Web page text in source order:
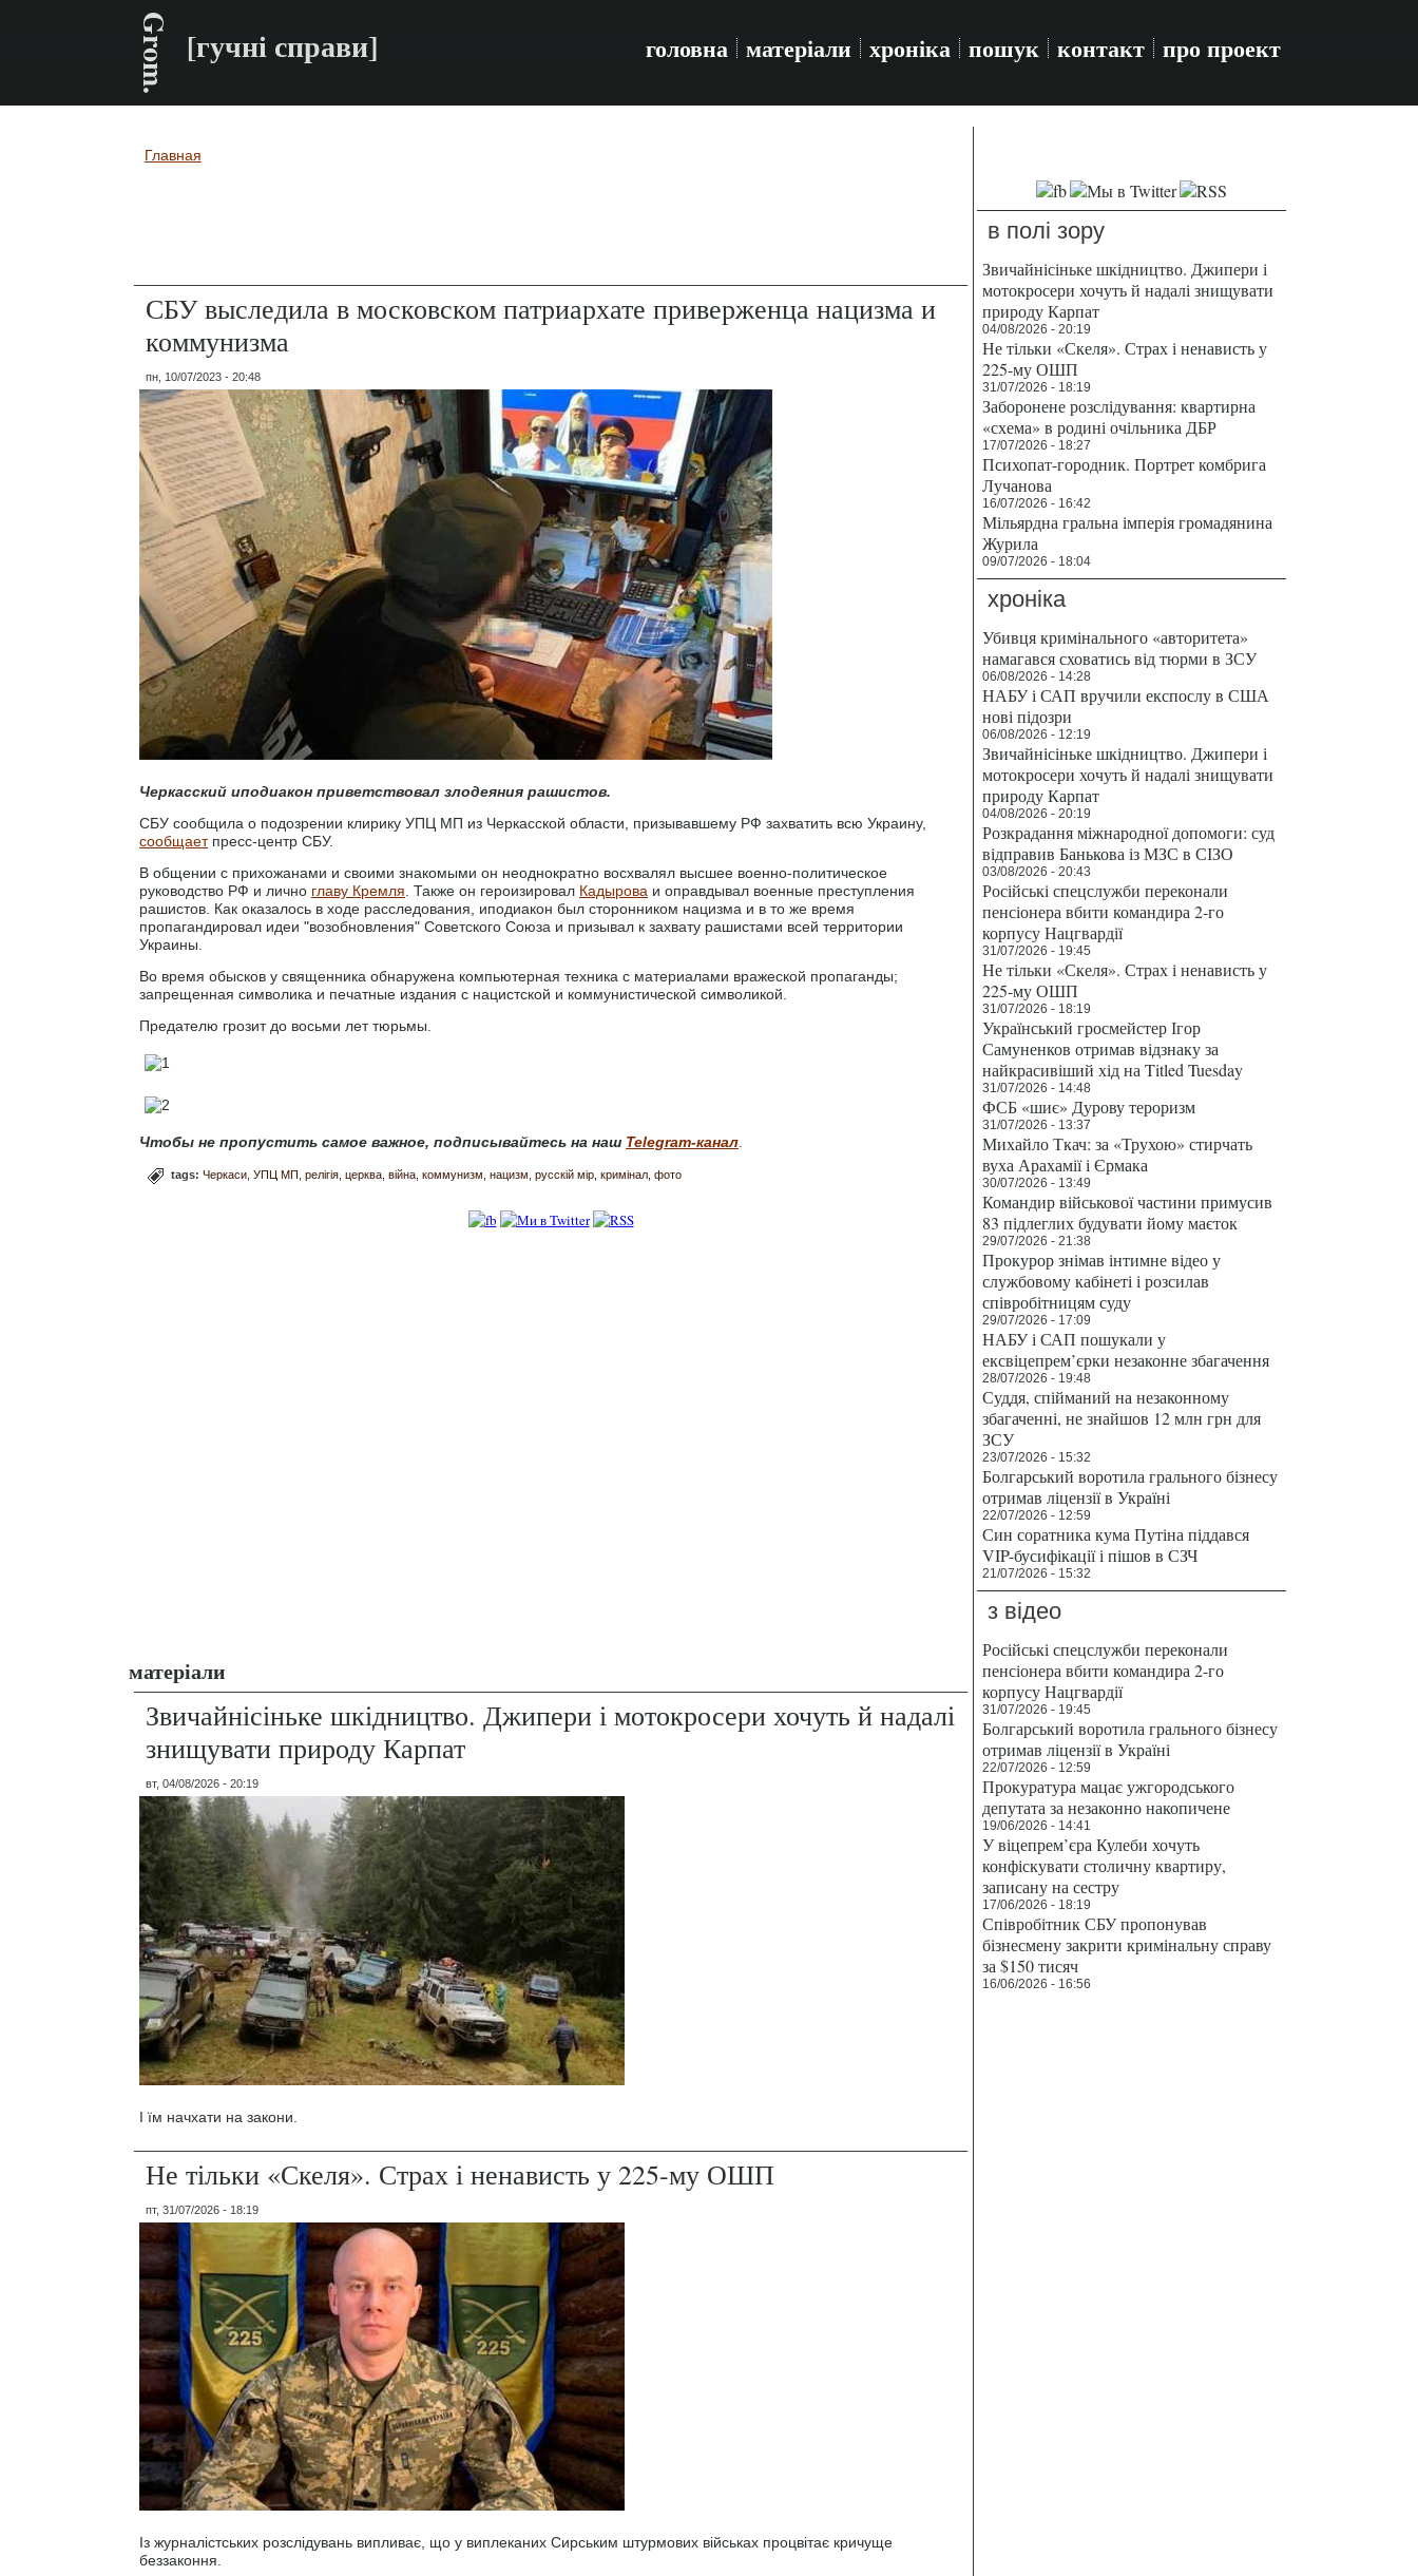
Grom. [гучні справи] головна матеріали хроніка пошук контакт про проект
Вы здесь
Главная
СБУ выследила в московском патриархате приверженца нацизма и
коммунизма
пн, 10/07/2023 - 20:48
Черкасский иподиакон приветствовал злодеяния рашистов.
СБУ сообщила о подозрении клирику УПЦ МП из Черкасской области, призывавшему РФ захватить всю Украину,
сообщаетпресс-центр СБУ.
В общении с прихожанами и своими знакомыми он неоднократно восхвалял высшее военно-политическое
руководство РФ и лично главу Кремля . Также он героизировал Кадырова и оправдывал военные преступления
рашистов. Как оказалось в ходе расследования, иподиакон был сторонником нацизма и в то же время
пропагандировал идеи "возобновления" Советского Союза и призывал к захвату рашистами всей территории
Украины.
Во время обысков у священника обнаружена компьютерная техника с материалами вражеской пропаганды;
запрещенная символика и печатные издания с нацистской и коммунистической символикой.
Предателю грозит до восьми лет тюрьмы.
Чтобы не пропустить самое важное, подписывайтесь на наш Telegram-канал
tags: Черкаси УПЦ МП релігія церква війна коммунизм нацизм русскій мір кримінал фото
матеріали
Звичайнісіньке шкідництво. Джипери і мотокросери хочуть й надалі
знищувати природу Карпат
вт, 04/08/2026 - 20:19
І їм начхати на закони.
Не тільки «Скеля». Страх і ненависть у 225-му ОШП
пт, 31/07/2026 - 18:19
Із журналістських розслідувань випливає, що у виплеканих Сирським штурмових військах процвітає кричуще
беззаконня.
в полі зору
Звичайнісіньке шкідництво. Джипери і
мотокросери хочуть й надалі знищувати
природу Карпат
04/08/2026 - 20:19
Не тільки «Скеля». Страх і ненависть у
225-му ОШП
31/07/2026 - 18:19
Заборонене розслідування: квартирна
«схема» в родині очільника ДБР
17/07/2026 - 18:27
Психопат-городник. Портрет комбрига
Лучанова
16/07/2026 - 16:42
Мільярдна гральна імперія громадянина
Журила
09/07/2026 - 18:04
хроніка
Убивця кримінального «авторитета»
намагався сховатись від тюрми в ЗСУ
06/08/2026 - 14:28
НАБУ і САП вручили експослу в США
нові підозри
06/08/2026 - 12:19
Звичайнісіньке шкідництво. Джипери і
мотокросери хочуть й надалі знищувати
природу Карпат
04/08/2026 - 20:19
Розкрадання міжнародної допомоги: суд
відправив Банькова із МЗС в СІЗО
03/08/2026 - 20:43
Російські спецслужби переконали
пенсіонера вбити командира 2-го
корпусу Нацгвардії
31/07/2026 - 19:45
Не тільки «Скеля». Страх і ненависть у
225-му ОШП
31/07/2026 - 18:19
Український гросмейстер Ігор
Самуненков отримав відзнаку за
найкрасивіший хід на Titled Tuesday
31/07/2026 - 14:48
ФСБ «шиє» Дурову тероризм
31/07/2026 - 13:37
Михайло Ткач: за «Трухою» стирчать
вуха Арахамії і Єрмака
30/07/2026 - 13:49
Командир військової частини примусив
83 підлеглих будувати йому маєток
29/07/2026 - 21:38
Прокурор знімав інтимне відео у
службовому кабінеті і розсилав
співробітницям суду
29/07/2026 - 17:09
НАБУ і САП пошукали у
ексвіцепрем’єрки незаконне збагачення
28/07/2026 - 19:48
Суддя, спійманий на незаконному
збагаченні, не знайшов 12 млн грн для
ЗСУ
23/07/2026 - 15:32
Болгарський воротила грального бізнесу
отримав ліцензії в Україні
22/07/2026 - 12:59
Син соратника кума Путіна піддався
VIP-бусифікації і пішов в СЗЧ
21/07/2026 - 15:32
з відео
Російські спецслужби переконали
пенсіонера вбити командира 2-го
корпусу Нацгвардії
31/07/2026 - 19:45
Болгарський воротила грального бізнесу
отримав ліцензії в Україні
22/07/2026 - 12:59
Прокуратура мацає ужгородського
депутата за незаконно накопичене
19/06/2026 - 14:41
У віцепрем’єра Кулеби хочуть
конфіскувати столичну квартиру,
записану на сестру
17/06/2026 - 18:19
Співробітник СБУ пропонував
бізнесмену закрити кримінальну справу
за $150 тисяч
16/06/2026 - 16:56